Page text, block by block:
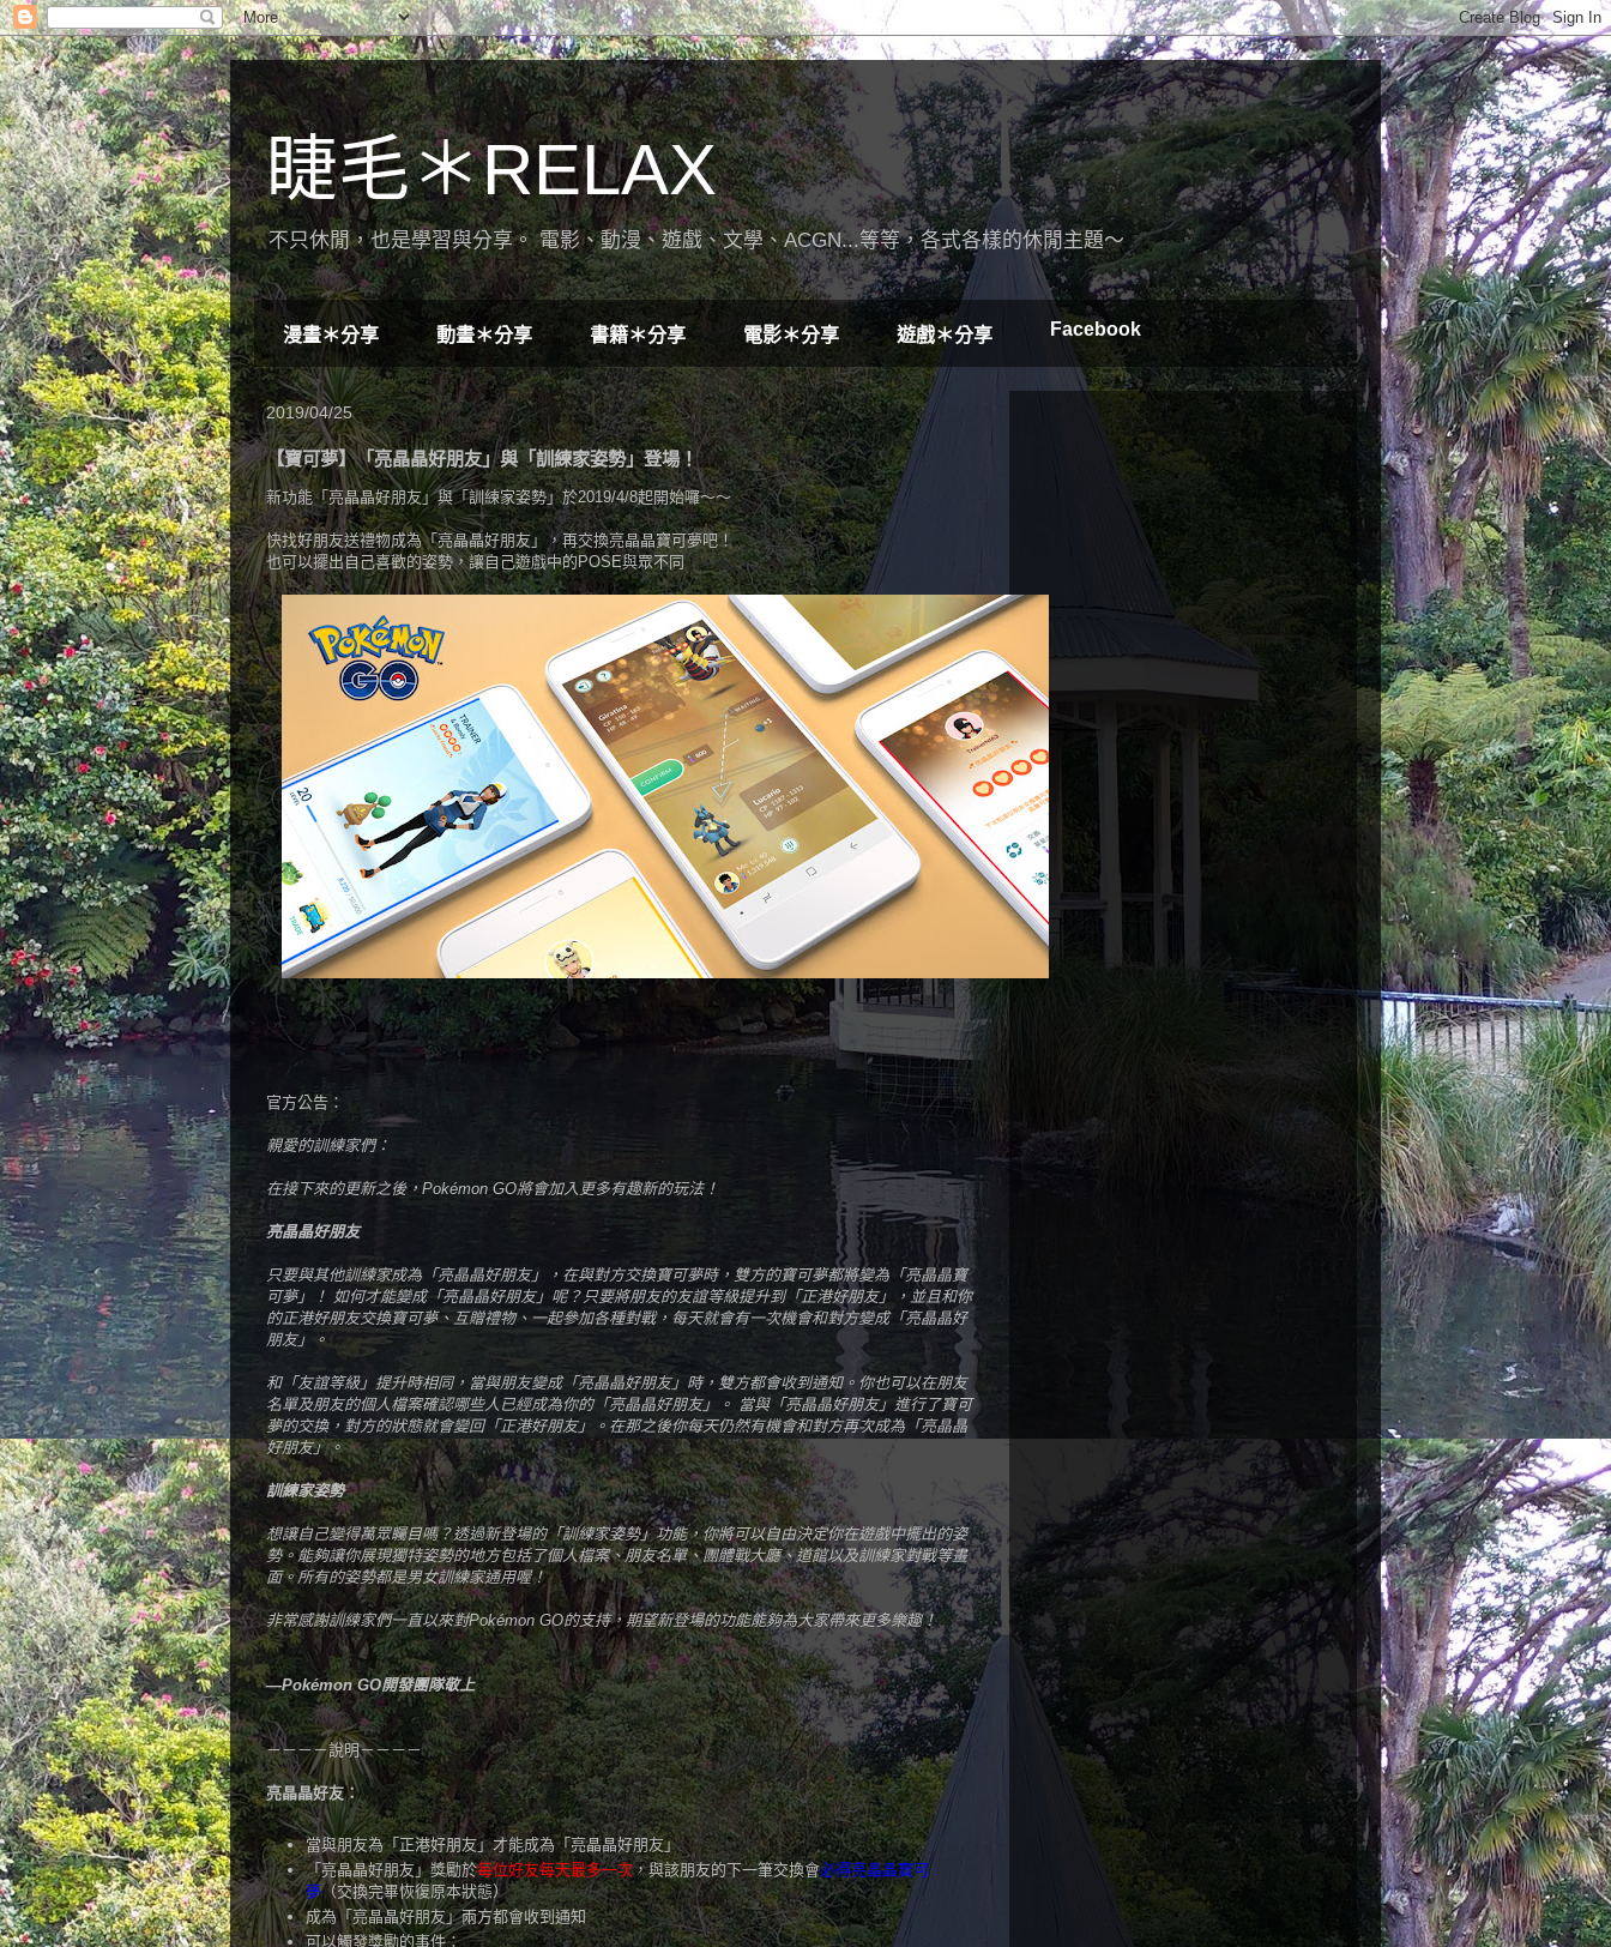
睫毛＊RELAX
不只休閒，也是學習與分享。 電影、動漫、遊戲、文學、ACGN...等等，各式各樣的休閒主題～
漫畫＊分享 動畫＊分享 書籍＊分享 電影＊分享 遊戲＊分享 Facebook
2019/04/25
【寶可夢】「亮晶晶好朋友」與「訓練家姿勢」登場！
新功能「亮晶晶好朋友」與「訓練家姿勢」於2019/4/8起開始囉～～
快找好朋友送禮物成為「亮晶晶好朋友」，再交換亮晶晶寶可夢吧！
也可以擺出自己喜歡的姿勢，讓自己遊戲中的POSE與眾不同
官方公告：
親愛的訓練家們：
在接下來的更新之後，Pokémon GO將會加入更多有趣新的玩法！
亮晶晶好朋友
只要與其他訓練家成為「亮晶晶好朋友」，在與對方交換寶可夢時，雙方的寶可夢都將變為「亮晶晶寶
可夢」！ 如何才能變成「亮晶晶好朋友」呢？只要將朋友的友誼等級提升到「正港好朋友」，並且和你
的正港好朋友交換寶可夢、互贈禮物、一起參加各種對戰，每天就會有一次機會和對方變成「亮晶晶好
朋友」。
和「友誼等級」提升時相同，當與朋友變成「亮晶晶好朋友」時，雙方都會收到通知。你也可以在朋友
名單及朋友的個人檔案確認哪些人已經成為你的「亮晶晶好朋友」。 當與「亮晶晶好朋友」進行了寶可
夢的交換，對方的狀態就會變回「正港好朋友」。在那之後你每天仍然有機會和對方再次成為「亮晶晶
好朋友」。
訓練家姿勢
想讓自己變得萬眾矚目嗎？透過新登場的「訓練家姿勢」功能，你將可以自由決定你在遊戲中擺出的姿
勢。能夠讓你展現獨特姿勢的地方包括了個人檔案、朋友名單、團體戰大廳、道館以及訓練家對戰等畫
面。所有的姿勢都是男女訓練家通用喔！
非常感謝訓練家們一直以來對Pokémon GO的支持，期望新登場的功能能夠為大家帶來更多樂趣！
—Pokémon GO開發團隊敬上
－－－－說明－－－－
亮晶晶好友：
當與朋友為「正港好朋友」才能成為「亮晶晶好朋友」
「亮晶晶好朋友」獎勵於每位好友每天最多一次，與該朋友的下一筆交換會必得亮晶晶寶可
夢（交換完畢恢復原本狀態）
成為「亮晶晶好朋友」兩方都會收到通知
可以觸發獎勵的事件：